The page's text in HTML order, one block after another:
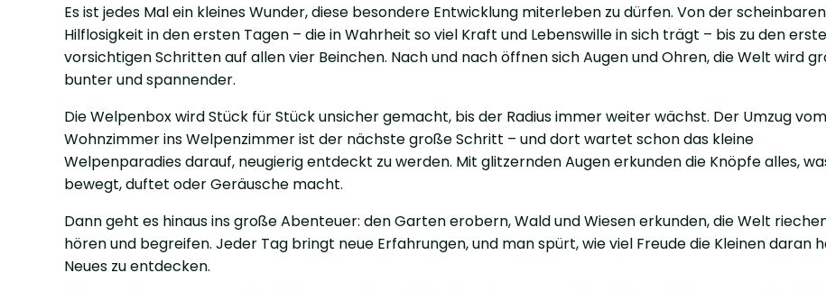
Es ist jedes Mal ein kleines Wunder, diese besondere Entwicklung miterleben zu dürfen. Von der scheinbaren
Hilflosigkeit in den ersten Tagen – die in Wahrheit so viel Kraft und Lebenswille in sich trägt – bis zu den
vorsichtigen Schritten auf allen vier Beinchen. Nach und nach öffnen sich Augen und Ohren, die Welt wird
bunter und spannender.
Die Welpenbox wird Stück für Stück unsicher gemacht, bis der Radius immer weiter wächst. Der Umzug vom
Wohnzimmer ins Welpenzimmer ist der nächste große Schritt – und dort wartet schon das kleine
Welpenparadies darauf, neugierig entdeckt zu werden. Mit glitzernden Augen erkunden die Knöpfe alles,
bewegt, duftet oder Geräusche macht.
Dann geht es hinaus ins große Abenteuer: den Garten erobern, Wald und Wiesen erkunden, die Welt
hören und begreifen. Jeder Tag bringt neue Erfahrungen, und man spürt, wie viel Freude die Kleinen daran
Neues zu entdecken.